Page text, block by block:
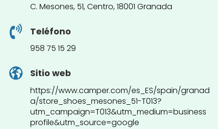
C. Mesones, 51, Centro, 18001 Granada
Teléfono
958 75 15 29
Sitio web
https://www.camper.com/es_ES/spain/granad
a/store_shoes_mesones_51-T013?
utm_campaign=T013&utm_medium=business
profile&utm_source=google